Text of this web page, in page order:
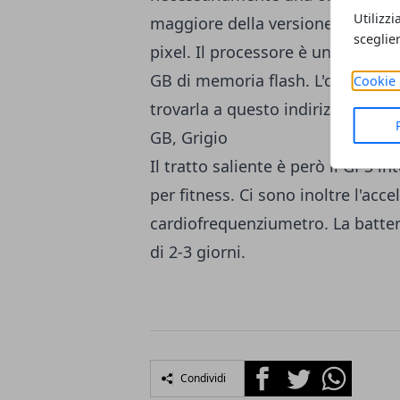
Cookie
maggiore della versione
pixel. Il processore è un dual
GB di memoria flash. L'offerta
trovarla a questo indirizzo:
GB, Grigio
Il tratto saliente è però il GPS
per fitness. Ci sono inoltre
cardiofrequenziumetro. La
di 2-3 giorni.
Condividi FacebookTwitterWhatsapp